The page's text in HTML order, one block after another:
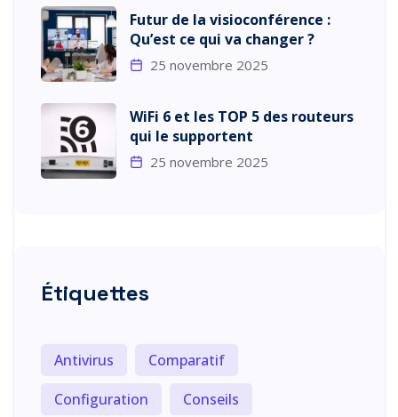
Futur de la visioconférence :
Qu’est ce qui va changer ?
25 novembre 2025
WiFi 6 et les TOP 5 des routeurs
qui le supportent
25 novembre 2025
Étiquettes
Antivirus
Comparatif
Configuration
Conseils